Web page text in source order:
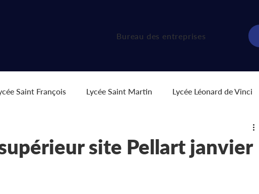
Bureau des entreprises
Saint François Lycée Saint Martin Lycée Léonard de Vinci
FRESC
site Pellart janvier